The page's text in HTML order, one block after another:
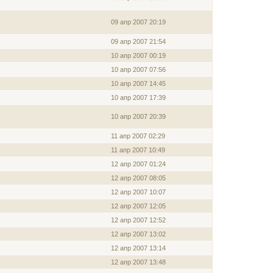
09 апр 2007 20:19
09 апр 2007 21:54
10 апр 2007 00:19
10 апр 2007 07:56
10 апр 2007 14:45
10 апр 2007 17:39
10 апр 2007 20:39
11 апр 2007 02:29
11 апр 2007 10:49
12 апр 2007 01:24
12 апр 2007 08:05
12 апр 2007 10:07
12 апр 2007 12:05
12 апр 2007 12:52
12 апр 2007 13:02
12 апр 2007 13:14
12 апр 2007 13:48